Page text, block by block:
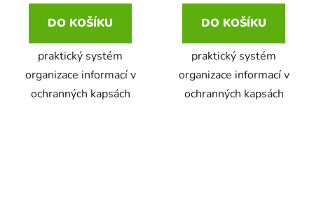
DO KOŠÍKU
praktický systém
organizace informací v
ochranných kapsách
DO KOŠÍKU
praktický systém
organizace informací v
ochranných kapsách